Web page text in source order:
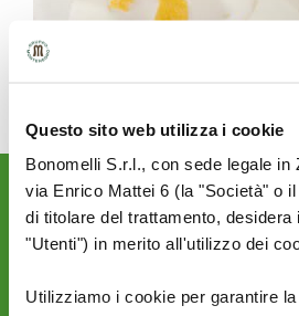
Questo sito web utilizza i cookie
Bonomelli S.r.l., con sede legale in
via Enrico Mattei 6 (la "Società" o
di titolare del trattamento, desidera
"Utenti") in merito all'utilizzo dei
Utilizziamo i cookie per garantire
Rimani aggiornato
novità del mondo